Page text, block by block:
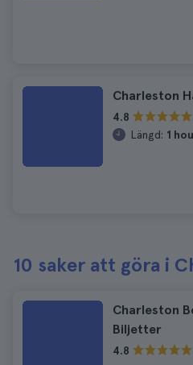
Charleston
4.8
Längd: 1
10 saker att göra i
Charleston
Biljetter
4.8